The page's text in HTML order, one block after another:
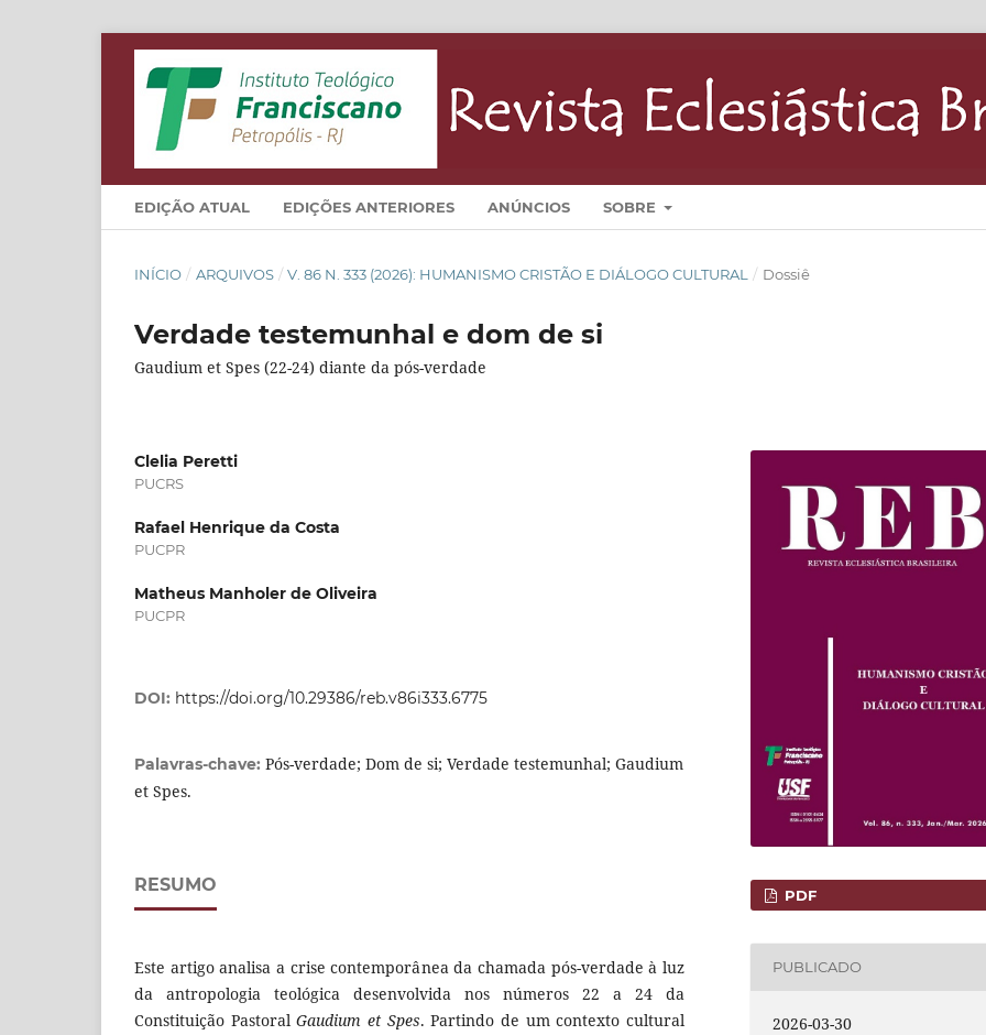
EDIÇÃO ATUAL EDIÇÕES ANTERIORES ANÚNCIOS SOBRE
INÍCIO / ARQUIVOS / V. 86 N. 333 (2026): HUMANISMO CRISTÃO E DIÁLOGO CULTURAL / Dossiê
Verdade testemunhal e dom de si
Gaudium et Spes (22-24) diante da pós-verdade
Clelia Peretti
PUCRS
Rafael Henrique da Costa
PUCPR
Matheus Manholer de Oliveira
PUCPR
DOI: https://doi.org/10.29386/reb.v86i333.6775
Palavras-chave: Pós-verdade; Dom de si; Verdade testemunhal; Gaudium
et Spes.
RESUMO
Este artigo analisa a crise contemporânea da chamada pós-verdade à luz
da antropologia teológica desenvolvida nos números 22 a 24 da
Constituição PastoralGaudium et Spes. Partindo de um contexto cultural
PDF
PUBLICADO
2026-03-30